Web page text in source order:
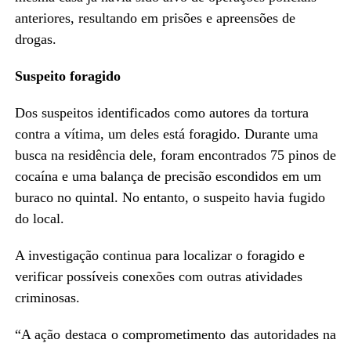
anteriores, resultando em prisões e apreensões de
drogas.
Suspeito foragido
Dos suspeitos identificados como autores da tortura
contra a vítima, um deles está foragido. Durante uma
busca na residência dele, foram encontrados 75 pinos de
cocaína e uma balança de precisão escondidos em um
buraco no quintal. No entanto, o suspeito havia fugido
do local.
A investigação continua para localizar o foragido e
verificar possíveis conexões com outras atividades
criminosas.
“A ação destaca o comprometimento das autoridades na